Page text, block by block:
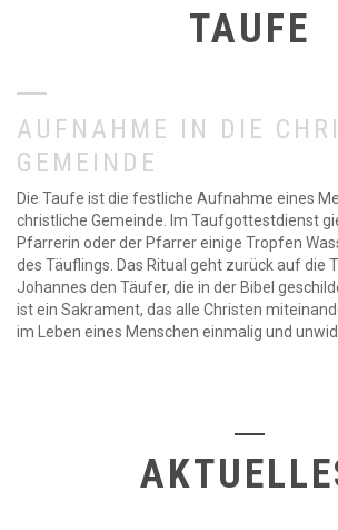
TAUFE
AUFNAHME IN DIE
GEMEINDE
Die Taufe ist die festliche Aufnahme eines
christliche Gemeinde. Im Taufgottestdienst
Pfarrerin oder der Pfarrer einige Tropfen
des Täuflings. Das Ritual geht zurück auf die
Johannes den Täufer, die in der Bibel
ist ein Sakrament, das alle Christen
im Leben eines Menschen einmalig und